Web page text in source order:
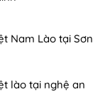
Nam Lào tại Sơn
lào tại nghệ an